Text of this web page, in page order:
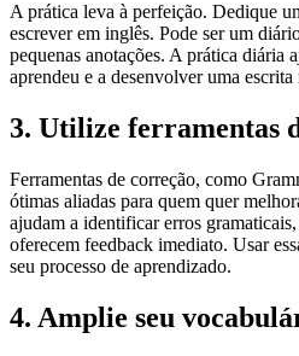
A prática leva à perfeição. Dedique
escrever em inglês. Pode ser um
pequenas anotações. A prática diária
aprendeu e a desenvolver uma
3. Utilize ferramentas
Ferramentas de correção, como
ótimas aliadas para quem quer
ajudam a identificar erros
oferecem feedback imediato. Usar
seu processo de aprendizado.
4. Amplie seu